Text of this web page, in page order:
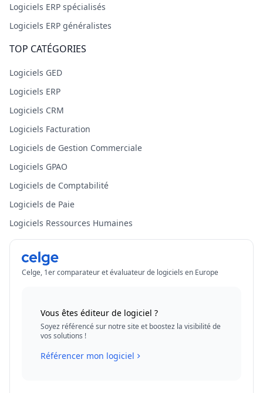
Logiciels ERP spécialisés
Logiciels ERP généralistes
TOP CATÉGORIES
Logiciels GED
Logiciels ERP
Logiciels CRM
Logiciels Facturation
Logiciels de Gestion Commerciale
Logiciels GPAO
Logiciels de Comptabilité
Logiciels de Paie
Logiciels Ressources Humaines
Celge, 1er comparateur et évaluateur de logiciels en Europe
Vous êtes éditeur de logiciel ?
Soyez référencé sur notre site et boostez la visibilité de
vos solutions !
Référencer mon logiciel